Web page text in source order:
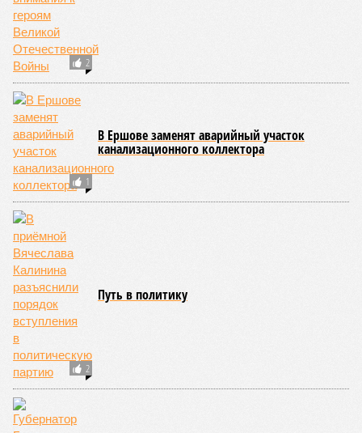
2
1
В Ершове заменят аварийный участок
канализационного коллектора
2
Путь в политику